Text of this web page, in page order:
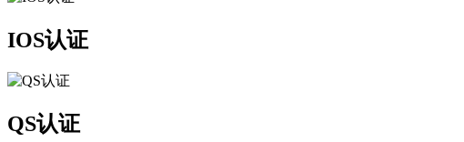
IOS认证
QS认证